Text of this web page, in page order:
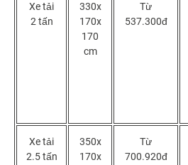
Xe tải
2 tấn
330x
170x
170
cm
Từ
537.300đ
Xe tải
2.5 tấn
350x
170x
Từ
700.920đ